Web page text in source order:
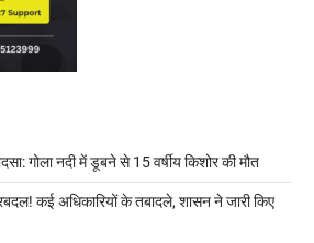
गोला नदी में डूबने से 15 वर्षीय किशोर की मौत
कई अधिकारियों के तबादले, शासन ने जारी किए